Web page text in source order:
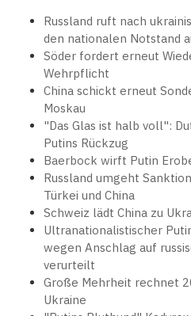
Russland ruft nach
den nationalen Notstand
Söder fordert erneut
Wehrpflicht
China schickt erneut
Moskau
"Das Glas ist halb voll":
Putins Rückzug
Baerbock wirft Putin
Russland umgeht
Türkei und China
Schweiz lädt China zu
Ultranationalistischer
wegen Anschlag auf
verurteilt
Große Mehrheit rechnet
Ukraine